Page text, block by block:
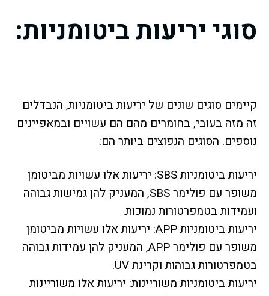
סוגי יריעות ביטומניות:
קיימים סוגים שונים של יריעות ביטומניות, הנבדלים
זה מזה בעובי, בחומרים מהם הם עשויים ובמאפיינים
נוספים. הסוגים הנפוצים ביותר הם:
יריעות ביטומניות SBS: יריעות אלו עשויות מביטומן
משופר עם פולימר SBS, המעניק להן גמישות גבוהה
ועמידות בטמפרטורות נמוכות.
יריעות ביטומניות APP: יריעות אלו עשויות מביטומן
משופר עם פולימר APP, המעניק להן עמידות גבוהה
בטמפרטורות גבוהות וקרינת UV.
יריעות ביטומניות משוריינות: יריעות אלו משוריינות